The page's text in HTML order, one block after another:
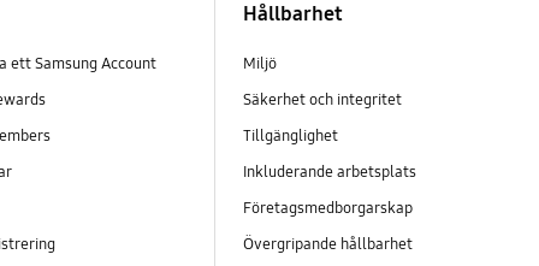
ett Samsung Account
Hållbarhet
Miljö
Säkerhet och integritet
Tillgänglighet
Inkluderande arbetsplats
Företagsmedborgarskap
Övergripande hållbarhet